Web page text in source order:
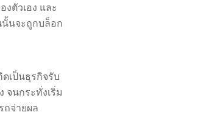
ตัวเอง และ
นั้นจะถูกบล็อก
เป็นธุรกิจรับ
จนกระทั่งเริ่ม
ถจ่ายผล